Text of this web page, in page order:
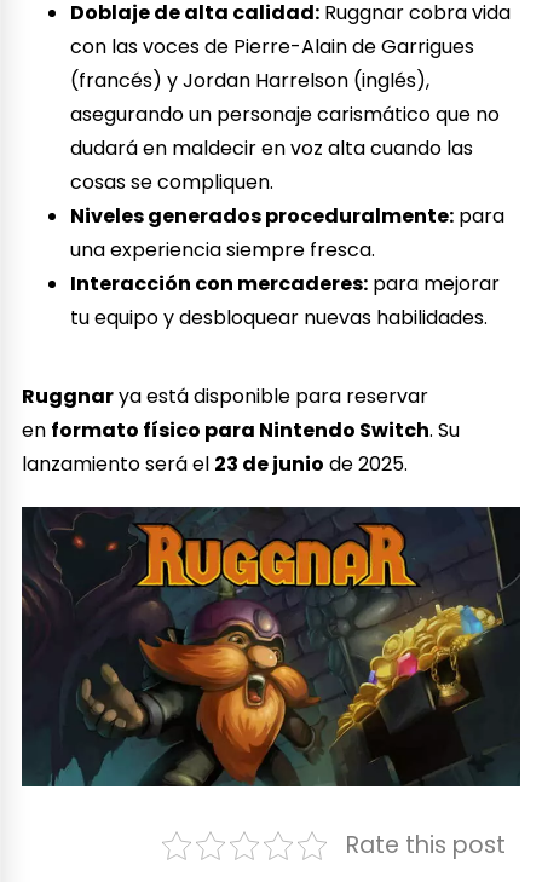
Doblaje de alta calidad: Ruggnar cobra vida
con las voces de Pierre-Alain de Garrigues
(francés) y Jordan Harrelson (inglés),
asegurando un personaje carismático que no
dudará en maldecir en voz alta cuando las
cosas se compliquen.
Niveles generados proceduralmente: para
una experiencia siempre fresca.
Interacción con mercaderes: para mejorar
tu equipo y desbloquear nuevas habilidades.
Ruggnarya está disponible para reservar
en formato físico para Nintendo Switch. Su
lanzamiento será el 23 de junio de 2025.
Rate this post